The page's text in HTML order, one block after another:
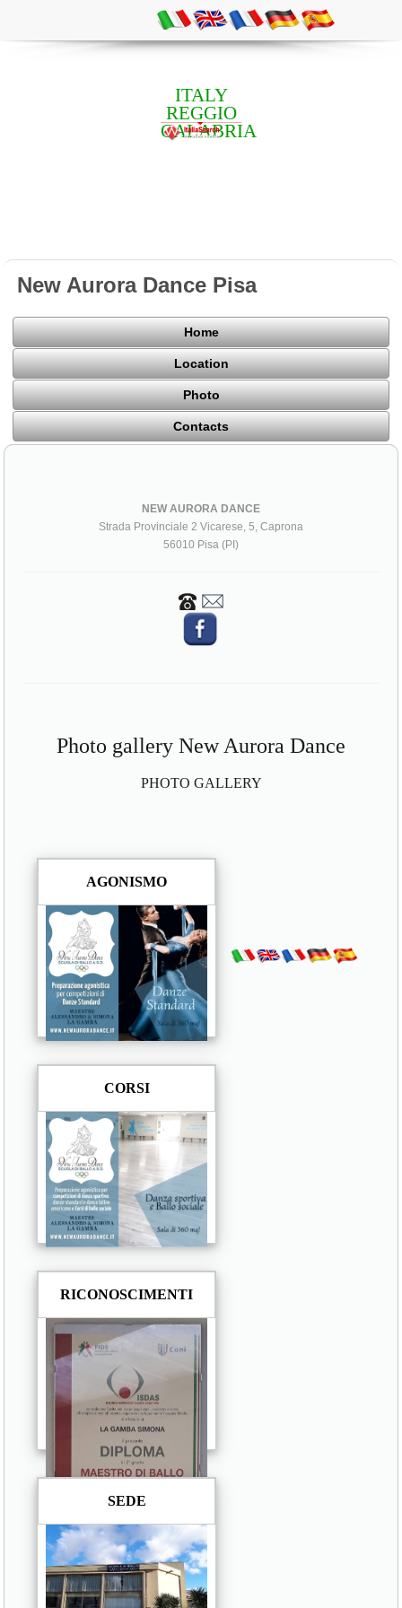
ITALY
REGGIO
CALABRIA
New Aurora Dance Pisa
Home
Location
Photo
Contacts
NEW AURORA DANCE
Strada Provinciale 2 Vicarese, 5, Caprona
56010 Pisa (PI)
Photo gallery New Aurora Dance
PHOTO GALLERY
AGONISMO
CORSI
RICONOSCIMENTI
SEDE